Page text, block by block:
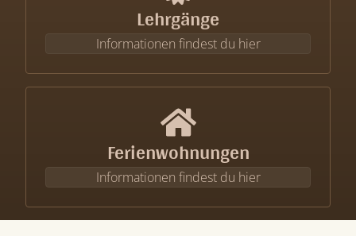
Lehrgänge
Informationen findest du hier
Ferienwohnungen
Informationen findest du hier